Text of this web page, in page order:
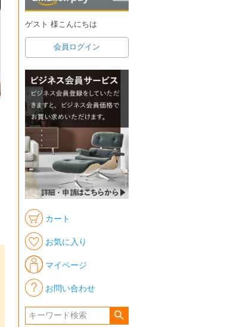
ゲスト 様こんにちは
会員ログイン
カート
お気に入り
マイページ
お問い合わせ